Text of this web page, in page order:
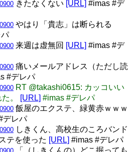
きたなくない [URL] #imas #デ
やはり「貴志」は断られる
来週は虚無回 [URL] #imas #デ
痛いメールアドレス（ただし読
#デレパ
RT @takashi0615: カッコいい
。
[URL] #imas #デレパ
飯屋のエクステ、緑黄赤ｗｗｗ
デレパ
しきくん、高校生のころバンド
テを使った [URL] #imas #デレパ
「（しきくんの）どこ掘っても